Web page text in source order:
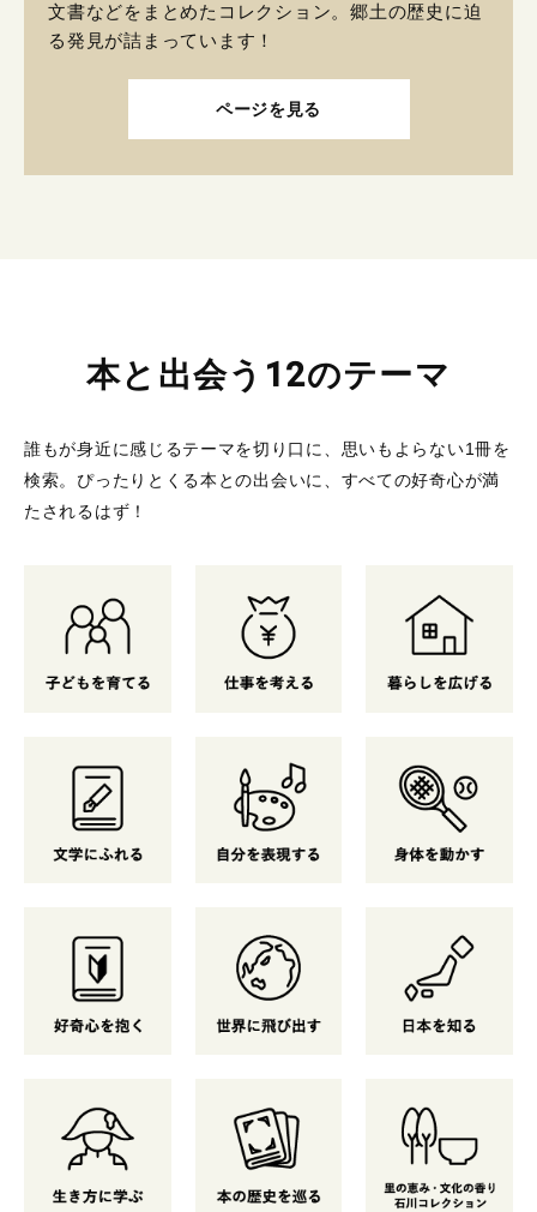
文書などをまとめたコレクション。郷土の歴史に迫
る発見が詰まっています！
ページを見る
本と出会う12のテーマ
誰もが身近に感じるテーマを切り口に、思いもよらない1冊を
検索。 ぴったりとくる本との出会いに、すべての好奇心が満
たされるはず！